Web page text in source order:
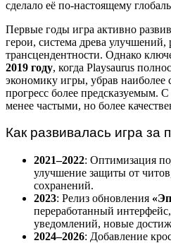
сделало её по-настоящему
Первые годы игра активно
герои, система древа
трансцендентности. Однако
2019 году, когда Playsaurus
экономику игры, убрав наиболее
прогресс более предсказуемым.
менее частыми, но более
Как развивалась игра за
2021–2022: Оптимизация
улучшение защиты от
сохранений.
2023: Релиз обновления
переработанный
уведомлений, новые
2024–2026: Добавление